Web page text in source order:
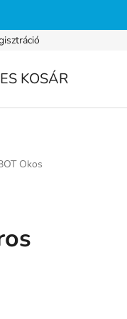
Adatvédelmi nyilatkozat
KOSÁR
Okos